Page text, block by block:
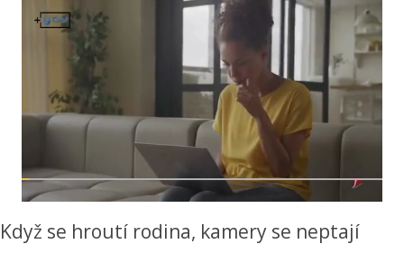
Když se hroutí rodina, kamery se neptají